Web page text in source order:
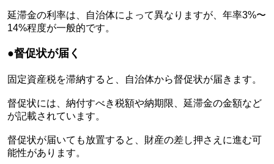
延滞金の利率は、自治体によって異なりますが、年率3%〜
14%程度が一般的です。
●督促状が届く
固定資産税を滞納すると、自治体から督促状が届きます。
督促状には、納付すべき税額や納期限、延滞金の金額など
が記載されています。
督促状が届いても放置すると、財産の差し押さえに進む可
能性があります。